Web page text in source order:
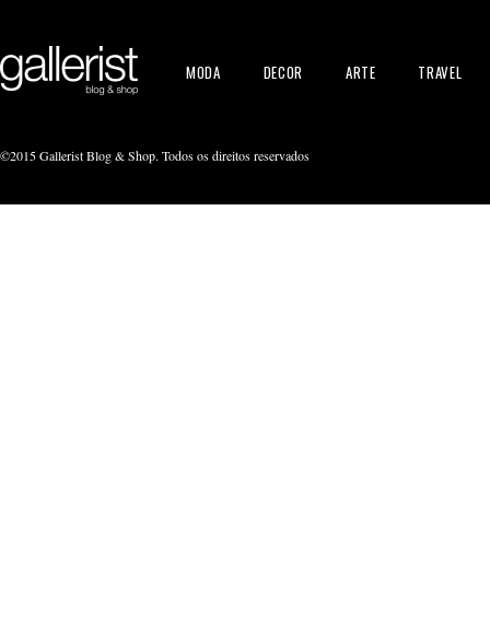
MODA DECOR ARTE TRAVEL
©2015 Gallerist Blog & Shop. Todos os direitos reservados